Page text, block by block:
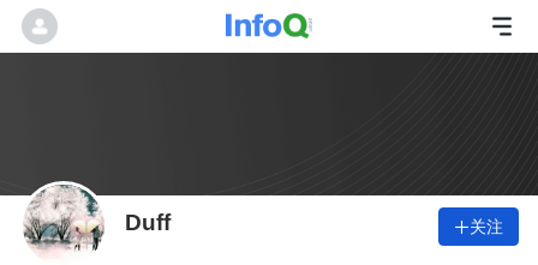
Duff 关注